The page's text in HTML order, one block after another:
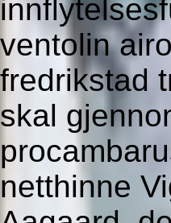
ventolin
fredrikstad
skal
netthinne